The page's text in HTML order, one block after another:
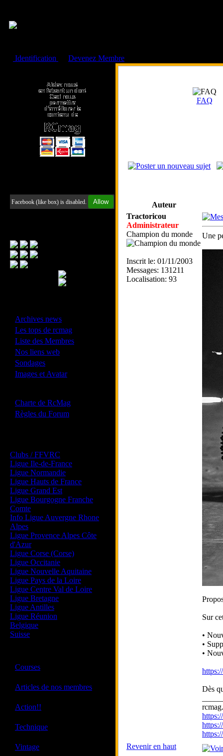
Identification
Devenez Membre
Facebook (like box) is disabled. Allow
Archives news
Les tops de rcmag
Liste des Membres
Nos liens web
Sondages
Images et Avatar
Charte de RcMag
Règles du Forum
Clubs / FFVRC
Ligue Ile-de-France
Ligue Normandie
Ligue Hauts de France
Ligue Grand Est
Ligue Bourgogne Franche
Comte
Info Ligue Auvergne Rhone
Alpes
Ligue Provence Alpes Côte
d'Azur
Ligue Corse (Corse)
Ligue Occitanie
Ligue Nouvelle Aquitaine
Ligue Pays de la Loire
Ligue Centre Val de Loire
Ligue Bretagne
Ligue Antilles
Ligue Réunion
Belgique
Suisse
Courses
Articles de nos membres
Action!!
Technique
Vintage
FAQ
Auteur
Tractoricou
Administrateur
Champion du monde
Inscrit le: 01/11/2003
Messages: 131211
Localisation: 93
Une
Sur
•
•
•
Dès
Revenir en haut